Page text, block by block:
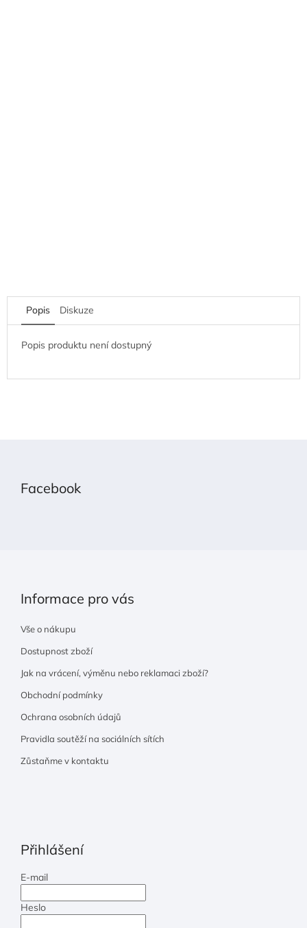
Popis Diskuze
Popis produktu není dostupný
Facebook
Informace pro vás
Vše o nákupu
Dostupnost zboží
Jak na vrácení, výměnu nebo reklamaci zboží?
Obchodní podmínky
Ochrana osobních údajů
Pravidla soutěží na sociálních sítích
Zůstaňme v kontaktu
Přihlášení
E-mail
Heslo